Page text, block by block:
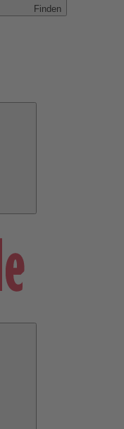
Finden